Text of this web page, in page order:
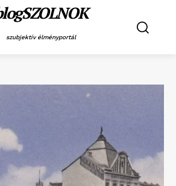
szubjektív élményportál